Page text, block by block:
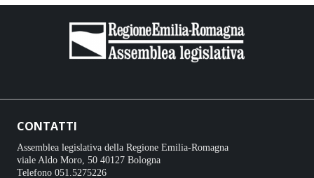
CONTATTI
Assemblea legislativa della Regione Emilia-Romagna
viale Aldo Moro, 50 40127 Bologna
Telefono 051.5275226